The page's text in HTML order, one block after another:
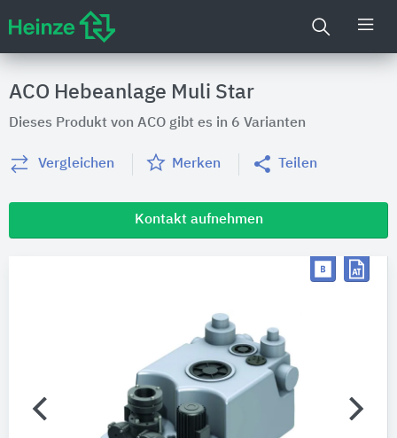
ACO Hebeanlage Muli Star
Dieses Produkt von ACO gibt es in 6 Varianten
Vergleichen Merken Teilen
Kontakt aufnehmen